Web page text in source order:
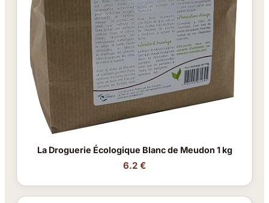
La Droguerie Écologique Blanc de Meudon 1 kg
6.2 €